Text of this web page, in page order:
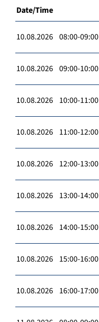
Date/Time
10.08.2026 08:00-09:00
10.08.2026 09:00-10:00
10.08.2026 10:00-11:00
10.08.2026 11:00-12:00
10.08.2026 12:00-13:00
10.08.2026 13:00-14:00
10.08.2026 14:00-15:00
10.08.2026 15:00-16:00
10.08.2026 16:00-17:00